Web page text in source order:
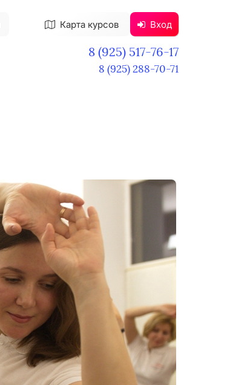
Карта курсов Вход
8 (925) 517-76-17
8 (925) 288-70-71